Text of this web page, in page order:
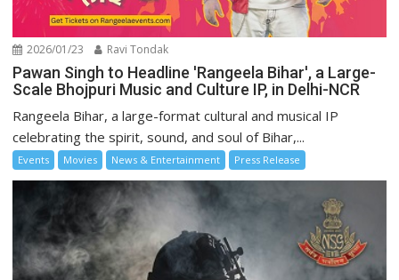
2026/01/23 Ravi Tondak
Pawan Singh to Headline 'Rangeela Bihar', a Large-
Scale Bhojpuri Music and Culture IP, in Delhi-NCR
Rangeela Bihar, a large-format cultural and musical IP
celebrating the spirit, sound, and soul of Bihar,...
Events Movies News & Entertainment Press Release